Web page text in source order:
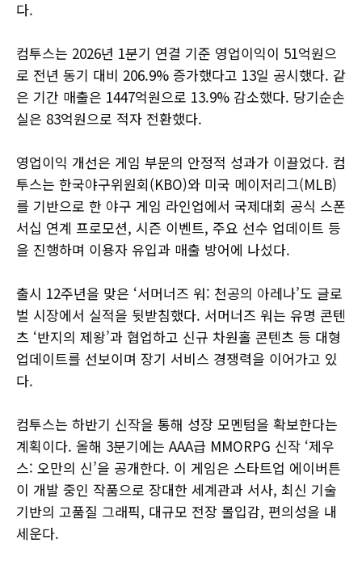
다.
컴투스는 2026년 1분기 연결 기준 영업이익이 51억원으
로 전년 동기 대비 206.9% 증가했다고 13일 공시했다. 같
은 기간 매출은 1447억원으로 13.9% 감소했다. 당기순손
실은 83억원으로 적자 전환했다.
영업이익 개선은 게임 부문의 안정적 성과가 이끌었다. 컴
투스는 한국야구위원회(KBO)와 미국 메이저리그(MLB)
를 기반으로 한 야구 게임 라인업에서 국제대회 공식 스폰
서십 연계 프로모션, 시즌 이벤트, 주요 선수 업데이트 등
을 진행하며 이용자 유입과 매출 방어에 나섰다.
출시 12주년을 맞은 ‘서머너즈 워: 천공의 아레나’도 글로
벌 시장에서 실적을 뒷받침했다. 서머너즈 워는 유명 콘텐
츠 ‘반지의 제왕’과 협업하고 신규 차원홀 콘텐츠 등 대형
업데이트를 선보이며 장기 서비스 경쟁력을 이어가고 있
다.
컴투스는 하반기 신작을 통해 성장 모멘텀을 확보한다는
계획이다. 올해 3분기에는 AAA급 MMORPG 신작 ‘제우
스: 오만의 신’을 공개한다. 이 게임은 스타트업 에이버튼
이 개발 중인 작품으로 장대한 세계관과 서사, 최신 기술
기반의 고품질 그래픽, 대규모 전장 몰입감, 편의성을 내
세운다.